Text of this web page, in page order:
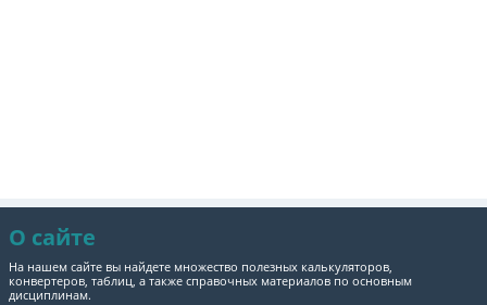
О сайте
На нашем сайте вы найдете множество полезных калькуляторов,
конвертеров, таблиц, а также справочных материалов по основным
дисциплинам.